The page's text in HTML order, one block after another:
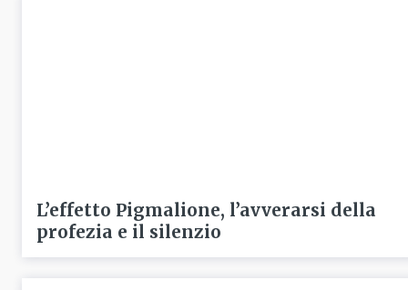
L’effetto Pigmalione, l’avverarsi della
profezia e il silenzio